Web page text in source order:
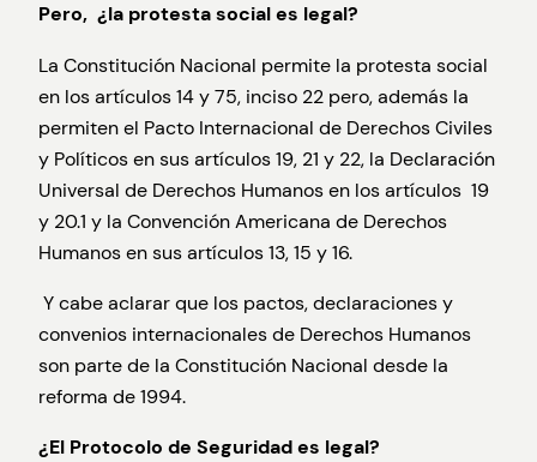
Pero, ¿la protesta social es legal?
La Constitución Nacional permite la protesta social
en los artículos 14 y 75, inciso 22 pero, además la
permiten el Pacto Internacional de Derechos Civiles
y Políticos en sus artículos 19, 21 y 22, la Declaración
Universal de Derechos Humanos en los artículos 19
y 20.1 y la Convención Americana de Derechos
Humanos en sus artículos 13, 15 y 16.
Y cabe aclarar que los pactos, declaraciones y
convenios internacionales de Derechos Humanos
son parte de la Constitución Nacional desde la
reforma de 1994.
¿El Protocolo de Seguridad es legal?